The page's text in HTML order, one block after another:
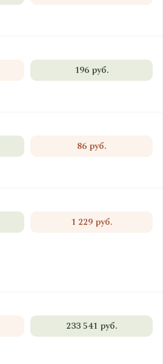
196 руб.
86 руб.
1 229 руб.
233 541 руб.